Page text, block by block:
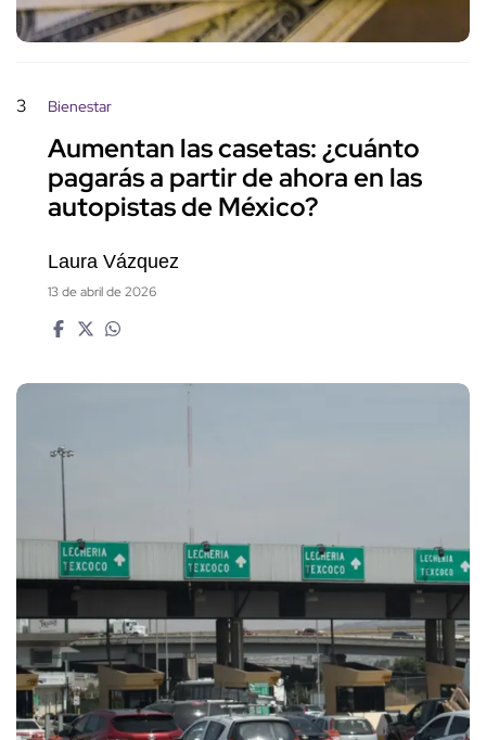
3 Bienestar
Aumentan las casetas: ¿cuánto
pagarás a partir de ahora en las
autopistas de México?
Laura Vázquez
13 de abril de 2026